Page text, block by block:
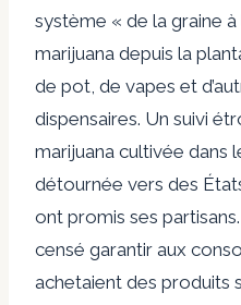
système « de la graine
marijuana depuis la
de pot, de vapes et
dispensaires. Un suivi
marijuana cultivée dans
détournée vers des
ont promis ses
censé garantir aux
achetaient des produits